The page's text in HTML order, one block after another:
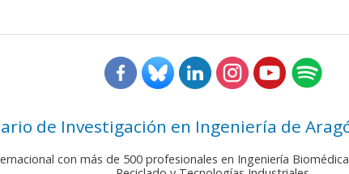
de Investigación en Ingeniería de
con más de 500 profesionales en Ingeniería